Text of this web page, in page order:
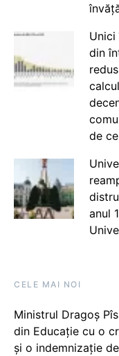
Unici
din
de
anul
CELE MAI NOI
Ministrul Dragoș
din Educație cu o
și o indemnizație